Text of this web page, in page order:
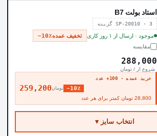
استاد بولت B7
SP-20010 · 3 گزینه
موجود · ارسال از ۱ روز کاری تخفیف عمده−10٪
مقایسه
288,000
شروع از / تومان
خرید عمده · 100+ عدد
259,200تومان −10٪
28,800 تومان کمتر برای هر عدد
انتخاب سایز ▾